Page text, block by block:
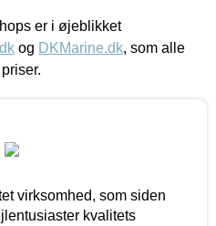
er i øjeblikket
og DKMarine.dk, som alle
virksomhed, som siden
kvalitets